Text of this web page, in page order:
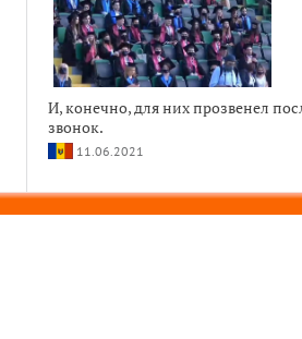
И, конечно, для них прозвенел
звонок.
11.06.2021